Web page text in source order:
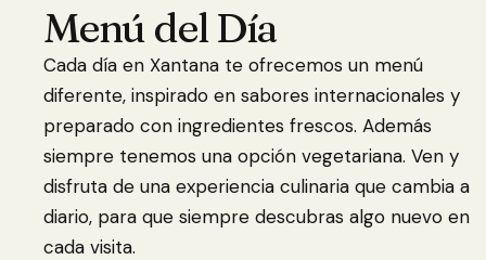
Menú del Día
Cada día en Xantana te ofrecemos un menú
diferente, inspirado en sabores internacionales y
preparado con ingredientes frescos. Además
siempre tenemos una opción vegetariana. Ven y
disfruta de una experiencia culinaria que cambia a
diario, para que siempre descubras algo nuevo en
cada visita.